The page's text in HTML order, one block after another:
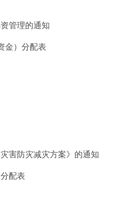
管理的通知
金）分配表
害防灾减灾方案》的通知
配表